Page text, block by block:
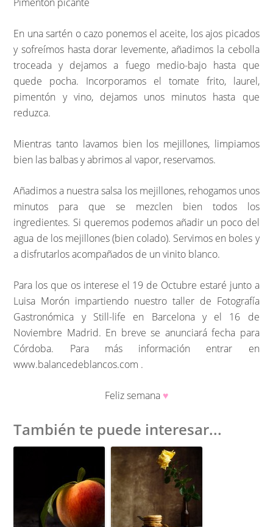
En una sartén o cazo ponemos el aceite, los ajos picados
y sofreímos hasta dorar levemente, añadimos la cebolla
troceada y dejamos a fuego medio-bajo hasta que
quede pocha. Incorporamos el tomate frito, laurel,
pimentón y vino, dejamos unos minutos hasta que
reduzca.
Mientras tanto lavamos bien los mejillones, limpiamos
bien las balbas y abrimos al vapor, reservamos.
Añadimos a nuestra salsa los mejillones, rehogamos unos
minutos para que se mezclen bien todos los
ingredientes. Si queremos podemos añadir un poco del
agua de los mejillones (bien colado). Servimos en boles y
a disfrutarlos acompañados de un vinito blanco.
Para los que os interese el 19 de Octubre estaré junto a
Luisa Morón impartiendo nuestro taller de Fotografía
Gastronómica y Still-life en Barcelona y el 16 de
Noviembre Madrid. En breve se anunciará fecha para
Córdoba. Para más información entrar en
www.balancedeblancos.com .
Feliz semana ♥
También te puede interesar...